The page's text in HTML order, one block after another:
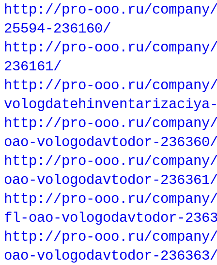
http://pro-ooo.ru/
25594-236160/
http://pro-ooo.ru/company/
236161/
http://pro-ooo.ru/
vologdatehinventarizaciya-
http://pro-ooo.ru/company/
oao-vologodavtodor-
http://pro-ooo.ru/
oao-vologodavtodor-
http://pro-ooo.ru/
fl-oao-vologodavtodor-
http://pro-ooo.ru/
oao-vologodavtodor-